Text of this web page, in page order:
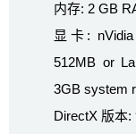
内存: 2 GB
显卡:
512MB or
3GB system
DirectX 版本: